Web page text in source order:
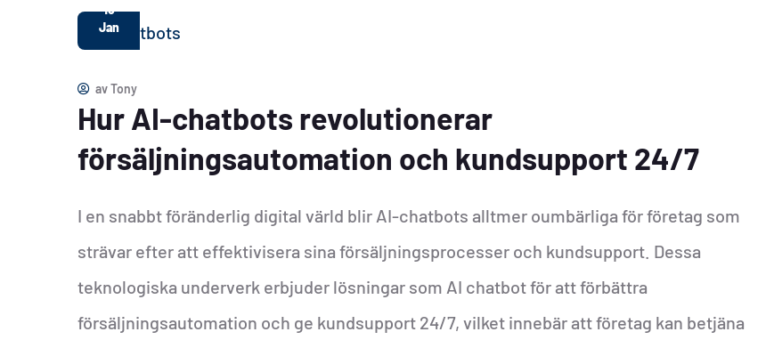
15
Jan
avTony
Hur AI-chatbots revolutionerar
försäljningsautomation och kundsupport 24/7
I en snabbt föränderlig digital värld blir AI-chatbots alltmer oumbärliga för företag som
strävar efter att effektivisera sina försäljningsprocesser och kundsupport. Dessa
teknologiska underverk erbjuder lösningar som AI chatbot för att förbättra
försäljningsautomation och ge kundsupport 24/7, vilket innebär att företag kan betjäna